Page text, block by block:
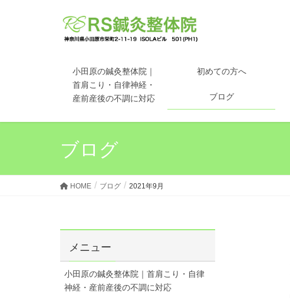
小田原の鍼灸整体院｜
首肩こり・自律神経・
産前産後の不調に対応
初めての方へ
ブログ
ブログ
HOME ブログ 2021年9月
メニュー
小田原の鍼灸整体院｜首肩こり・自律
神経・産前産後の不調に対応